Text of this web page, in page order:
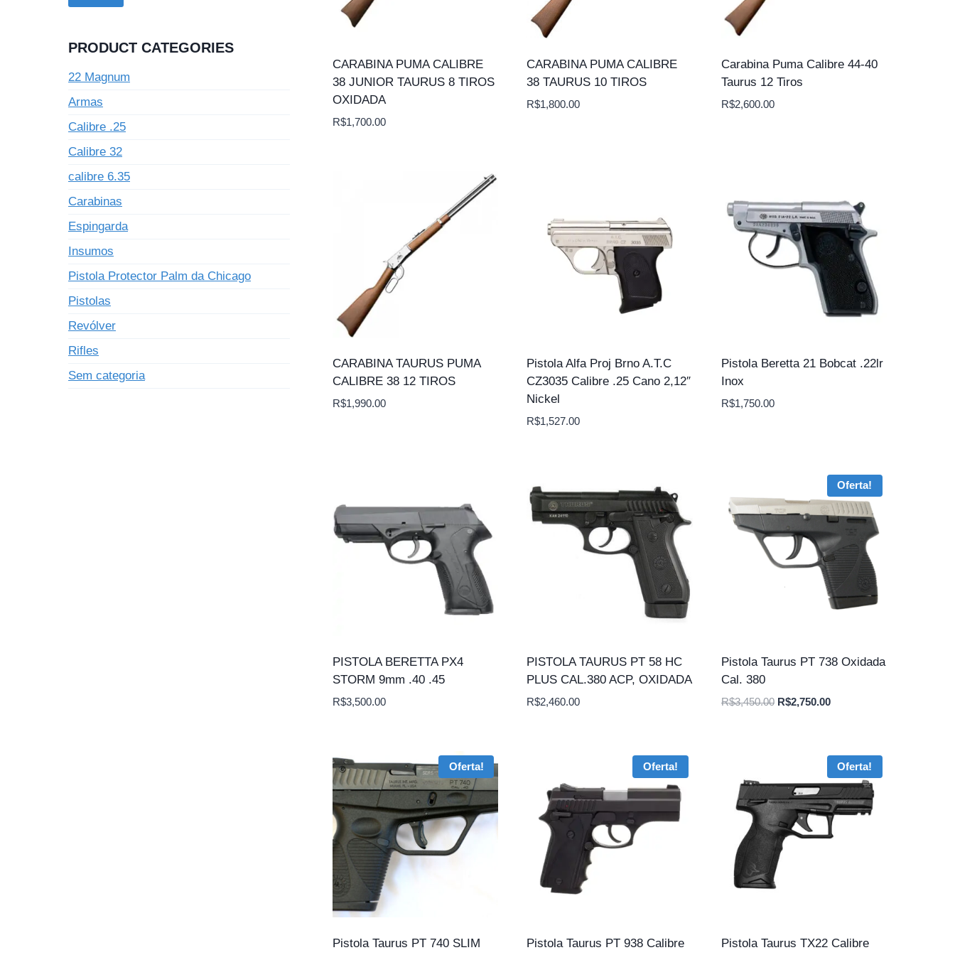
CARABINA PUMA CALIBRE
38 JUNIOR TAURUS 8 TIROS
OXIDADA
R$1,700.00
CARABINA PUMA CALIBRE
38 TAURUS 10 TIROS
R$1,800.00
Carabina Puma Calibre 44-40
Taurus 12 Tiros
R$2,600.00
CARABINA TAURUS PUMA
CALIBRE 38 12 TIROS
R$1,990.00
Pistola Alfa Proj Brno A.T.C
CZ3035 Calibre .25 Cano 2,12″
Nickel
R$1,527.00
Pistola Beretta 21 Bobcat .22lr
Inox
R$1,750.00
PISTOLA BERETTA PX4
STORM 9mm .40 .45
R$3,500.00
PISTOLA TAURUS PT 58 HC
PLUS CAL.380 ACP, OXIDADA
R$2,460.00
Oferta!
Pistola Taurus PT 738 Oxidada
Cal. 380
R$3,450.00 O
R$2,750.00O
R$2,750.00.
Oferta!
Pistola Taurus PT 740 SLIM
Oferta!
Pistola Taurus PT 938 Calibre
Oferta!
Pistola Taurus TX22 Calibre
PRODUCT CATEGORIES
22 Magnum
Armas
Calibre .25
Calibre 32
calibre 6.35
Carabinas
Espingarda
Insumos
Pistola Protector Palm da Chicago
Pistolas
Revólver
Rifles
Sem categoria